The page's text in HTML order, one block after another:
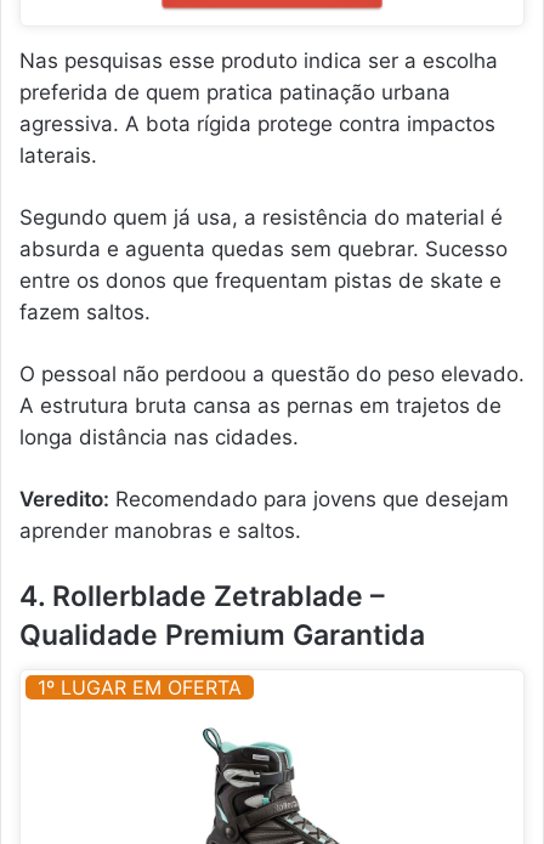
Nas pesquisas esse produto indica ser a escolha
preferida de quem pratica patinação urbana
agressiva. A bota rígida protege contra impactos
laterais.
Segundo quem já usa, a resistência do material é
absurda e aguenta quedas sem quebrar. Sucesso
entre os donos que frequentam pistas de skate e
fazem saltos.
O pessoal não perdoou a questão do peso elevado.
A estrutura bruta cansa as pernas em trajetos de
longa distância nas cidades.
Veredito: Recomendado para jovens que desejam
aprender manobras e saltos.
4. Rollerblade Zetrablade –
Qualidade Premium Garantida
1º LUGAR EM OFERTA